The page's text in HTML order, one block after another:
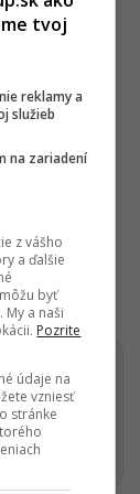
čuchu aj
depresie.
tela
sa otvorí v
tvoj
reklamy a
služieb
na zariadení
z vášho
a ďalšie
byť
a naši
Pozrite
údaje na
vzniesť
stránke